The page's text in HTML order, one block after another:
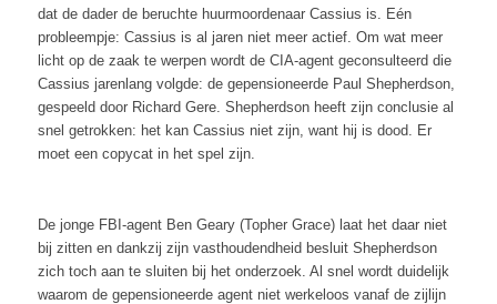
dat de dader de beruchte huurmoordenaar Cassius is. Eén
probleempje: Cassius is al jaren niet meer actief. Om wat meer
licht op de zaak te werpen wordt de CIA-agent geconsulteerd die
Cassius jarenlang volgde: de gepensioneerde Paul Shepherdson,
gespeeld door Richard Gere. Shepherdson heeft zijn conclusie al
snel getrokken: het kan Cassius niet zijn, want hij is dood. Er
moet een copycat in het spel zijn.
De jonge FBI-agent Ben Geary (Topher Grace) laat het daar niet
bij zitten en dankzij zijn vasthoudendheid besluit Shepherdson
zich toch aan te sluiten bij het onderzoek. Al snel wordt duidelijk
waarom de gepensioneerde agent niet werkeloos vanaf de zijlijn